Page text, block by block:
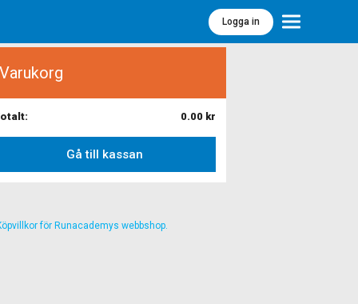
Logga in Meny
Varukorg
0.00 kr
Gå till kassan
för Runacademys webbshop.